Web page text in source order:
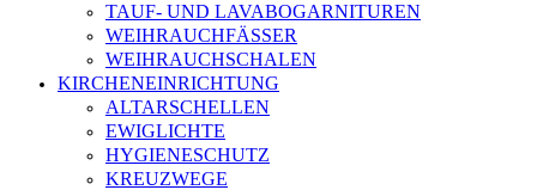
TAUF- UND LAVABOGARNITUREN
WEIHRAUCHFÄSSER
WEIHRAUCHSCHALEN
KIRCHENEINRICHTUNG
ALTARSCHELLEN
EWIGLICHTE
HYGIENESCHUTZ
KREUZWEGE